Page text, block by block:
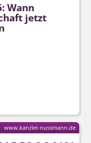
Wann
jetzt
www.kanzlei-nussmann.de